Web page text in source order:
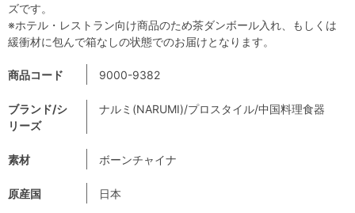
商品コード 9000-9382
ブランド/シ
リーズ
ナルミ(NARUMI)/プロスタイル/中国料理食器
素材 ボーンチャイナ
原産国 日本
ズです。
※ホテル・レストラン向け商品のため茶ダンボール入れ、もしくは
緩衝材に包んで箱なしの状態でのお届けとなります。